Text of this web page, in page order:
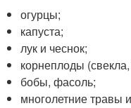
огурцы;
капуста;
лук и чеснок;
корнеплоды
бобы, фасоль;
многолетние травы